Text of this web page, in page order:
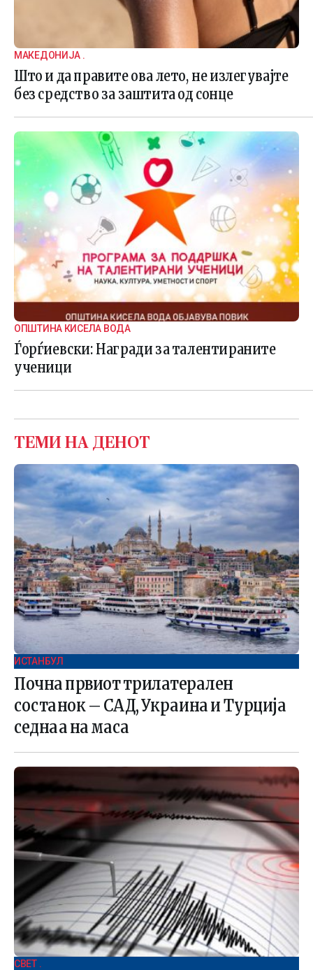
МАКЕДОНИЈА .
Што и да правите ова лето, не излегувајте
без средство за заштита од сонце
ОПШТИНА КИСЕЛА ВОДА
Ѓорѓиевски: Награди за талентираните
ученици
ТЕМИ НА ДЕНОТ
ИСТАНБУЛ
Почна првиот трилатерален
состанок – САД, Украина и Турција
седнаа на маса
СВЕТ .